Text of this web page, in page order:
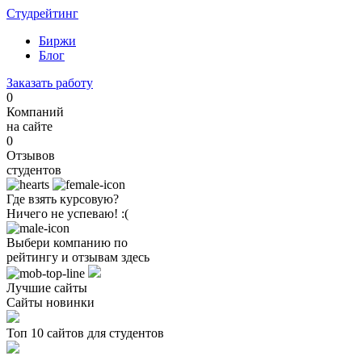
Студрейтинг
Биржи
Блог
Заказать работу
0
Компаний
на сайте
0
Отзывов
студентов
Где взять курсовую?
Ничего не успеваю! :(
Выбери компанию по
рейтингу и отзывам здесь
Лучшие сайты
Сайты новинки
Топ 10 сайтов для студентов